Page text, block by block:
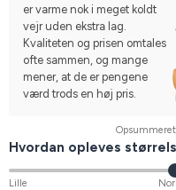
er varme nok i meget koldt
vejr uden ekstra lag.
Kvaliteten og prisen omtales
ofte sammen, og mange
mener, at de er pengene
værd trods en høj pris.
Opsummeret
Hvordan opleves
Lille